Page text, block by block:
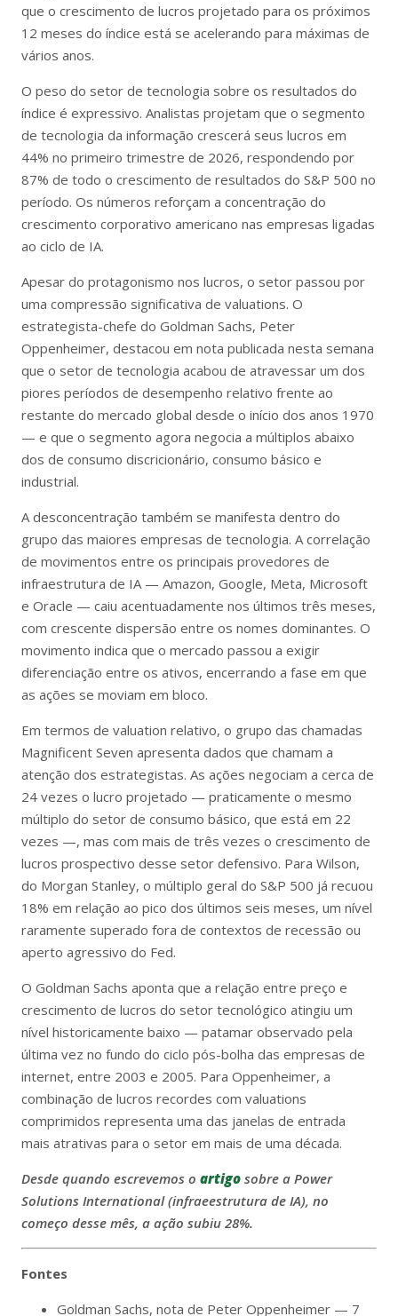
que o crescimento de lucros projetado para os próximos
12 meses do índice está se acelerando para máximas de
vários anos.
O peso do setor de tecnologia sobre os resultados do
índice é expressivo. Analistas projetam que o segmento
de tecnologia da informação crescerá seus lucros em
44% no primeiro trimestre de 2026, respondendo por
87% de todo o crescimento de resultados do S&P 500 no
período. Os números reforçam a concentração do
crescimento corporativo americano nas empresas ligadas
ao ciclo de IA.
Apesar do protagonismo nos lucros, o setor passou por
uma compressão significativa de valuations. O
estrategista-chefe do Goldman Sachs, Peter
Oppenheimer, destacou em nota publicada nesta semana
que o setor de tecnologia acabou de atravessar um dos
piores períodos de desempenho relativo frente ao
restante do mercado global desde o início dos anos 1970
— e que o segmento agora negocia a múltiplos abaixo
dos de consumo discricionário, consumo básico e
industrial.
A desconcentração também se manifesta dentro do
grupo das maiores empresas de tecnologia. A correlação
de movimentos entre os principais provedores de
infraestrutura de IA — Amazon, Google, Meta, Microsoft
e Oracle — caiu acentuadamente nos últimos três meses,
com crescente dispersão entre os nomes dominantes. O
movimento indica que o mercado passou a exigir
diferenciação entre os ativos, encerrando a fase em que
as ações se moviam em bloco.
Em termos de valuation relativo, o grupo das chamadas
Magnificent Seven apresenta dados que chamam a
atenção dos estrategistas. As ações negociam a cerca de
24 vezes o lucro projetado — praticamente o mesmo
múltiplo do setor de consumo básico, que está em 22
vezes —, mas com mais de três vezes o crescimento de
lucros prospectivo desse setor defensivo. Para Wilson,
do Morgan Stanley, o múltiplo geral do S&P 500 já recuou
18% em relação ao pico dos últimos seis meses, um nível
raramente superado fora de contextos de recessão ou
aperto agressivo do Fed.
O Goldman Sachs aponta que a relação entre preço e
crescimento de lucros do setor tecnológico atingiu um
nível historicamente baixo — patamar observado pela
última vez no fundo do ciclo pós-bolha das empresas de
internet, entre 2003 e 2005. Para Oppenheimer, a
combinação de lucros recordes com valuations
comprimidos representa uma das janelas de entrada
mais atrativas para o setor em mais de uma década.
Desde quando escrevemos o artigo sobre a Power
Solutions International(infraeestrutura de IA), no
começo desse mês, a ação subiu 28%.
Fontes
Goldman Sachs, nota de Peter Oppenheimer — 7